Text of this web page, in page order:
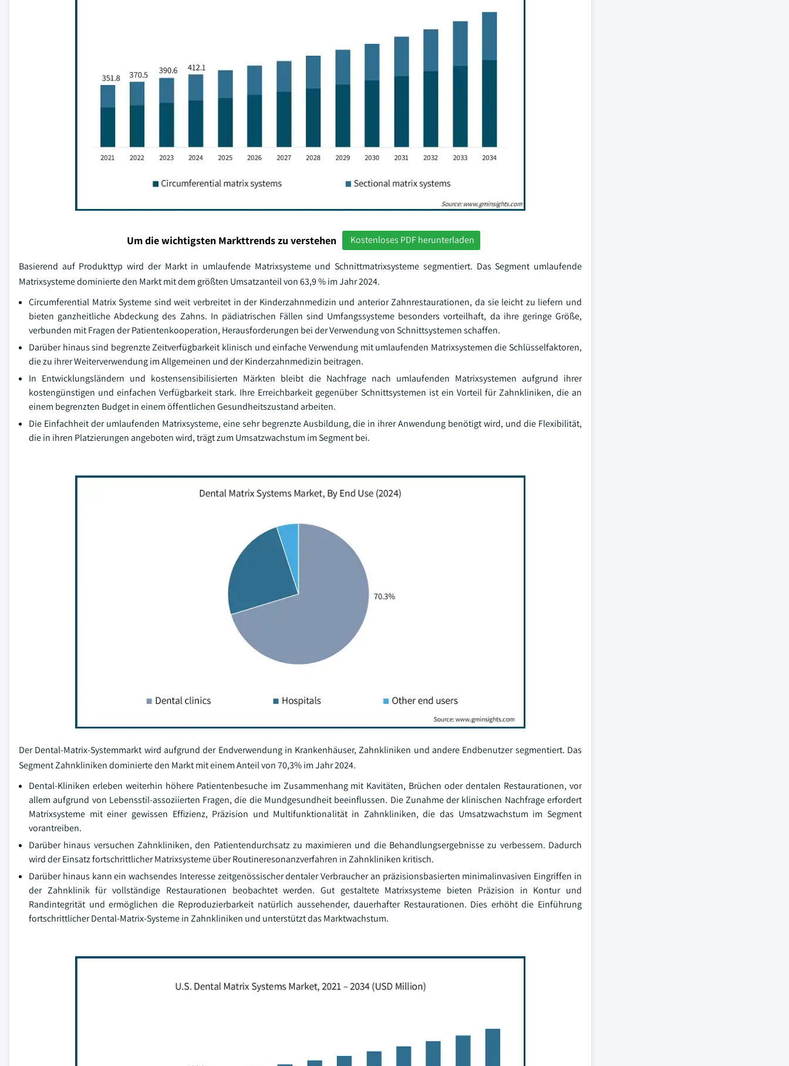
Um die wichtigsten Markttrends zu verstehen Kostenloses PDF herunterladen
Basierend auf Produkttyp wird der Markt in umlaufende Matrixsysteme und Schnittmatrixsysteme segmentiert. Das Segment umlaufende
Matrixsysteme dominierte den Markt mit dem größten Umsatzanteil von 63,9 % im Jahr 2024.
Circumferential Matrix Systeme sind weit verbreitet in der Kinderzahnmedizin und anterior Zahnrestaurationen, da sie leicht zu liefern und
bieten ganzheitliche Abdeckung des Zahns. In pädiatrischen Fällen sind Umfangssysteme besonders vorteilhaft, da ihre geringe Größe,
verbunden mit Fragen der Patientenkooperation, Herausforderungen bei der Verwendung von Schnittsystemen schaffen.
Darüber hinaus sind begrenzte Zeitverfügbarkeit klinisch und einfache Verwendung mit umlaufenden Matrixsystemen die Schlüsselfaktoren,
die zu ihrer Weiterverwendung im Allgemeinen und der Kinderzahnmedizin beitragen.
In Entwicklungsländern und kostensensibilisierten Märkten bleibt die Nachfrage nach umlaufenden Matrixsystemen aufgrund ihrer
kostengünstigen und einfachen Verfügbarkeit stark. Ihre Erreichbarkeit gegenüber Schnittsystemen ist ein Vorteil für Zahnkliniken, die an
einem begrenzten Budget in einem öffentlichen Gesundheitszustand arbeiten.
Die Einfachheit der umlaufenden Matrixsysteme, eine sehr begrenzte Ausbildung, die in ihrer Anwendung benötigt wird, und die Flexibilität,
die in ihren Platzierungen angeboten wird, trägt zum Umsatzwachstum im Segment bei.
Der Dental-Matrix-Systemmarkt wird aufgrund der Endverwendung in Krankenhäuser, Zahnkliniken und andere Endbenutzer segmentiert. Das
Segment Zahnkliniken dominierte den Markt mit einem Anteil von 70,3% im Jahr 2024.
Dental-Kliniken erleben weiterhin höhere Patientenbesuche im Zusammenhang mit Kavitäten, Brüchen oder dentalen Restaurationen, vor
allem aufgrund von Lebensstil-assoziierten Fragen, die die Mundgesundheit beeinflussen. Die Zunahme der klinischen Nachfrage erfordert
Matrixsysteme mit einer gewissen Effizienz, Präzision und Multifunktionalität in Zahnkliniken, die das Umsatzwachstum im Segment
vorantreiben.
Darüber hinaus versuchen Zahnkliniken, den Patientendurchsatz zu maximieren und die Behandlungsergebnisse zu verbessern. Dadurch
wird der Einsatz fortschrittlicher Matrixsysteme über Routineresonanzverfahren in Zahnkliniken kritisch.
Darüber hinaus kann ein wachsendes Interesse zeitgenössischer dentaler Verbraucher an präzisionsbasierten minimalinvasiven Eingriffen in
der Zahnklinik für vollständige Restaurationen beobachtet werden. Gut gestaltete Matrixsysteme bieten Präzision in Kontur und
Randintegrität und ermöglichen die Reproduzierbarkeit natürlich aussehender, dauerhafter Restaurationen. Dies erhöht die Einführung
fortschrittlicher Dental-Matrix-Systeme in Zahnkliniken und unterstützt das Marktwachstum.